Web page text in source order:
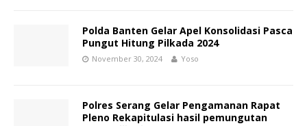
Polda Banten Gelar Apel Konsolidasi Pasca
Pungut Hitung Pilkada 2024
November 30, 2024 Yoso
Polres Serang Gelar Pengamanan Rapat
Pleno Rekapitulasi hasil pemungutan